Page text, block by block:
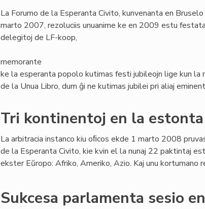
La Forumo de la Esperanta Civito, kunvenanta en
marto 2007, rezoluciis unuanime ke en 2009 estu
delegitoj de LF-koop,
memorante
ke la esperanta popolo kutimas festi jubileojn lige kun la
de la Unua Libro, dum ĝi ne kutimas jubilei pri aliaj
Tri kontinentoj en la
La arbitracia instanco kiu oﬁcos ekde 1 marto 2008
de la Esperanta Civito, kie kvin el la nunaj 22 paktintaj
ekster Eŭropo: Afriko, Ameriko, Azio. Kaj unu kortumano
Sukcesa parlamenta sesio